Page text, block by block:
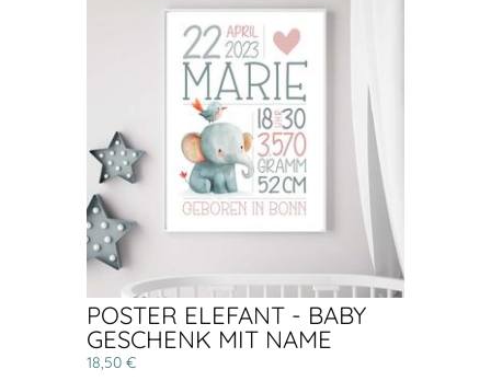
POSTER ELEFANT - BABY
GESCHENK MIT NAME
18,50 €